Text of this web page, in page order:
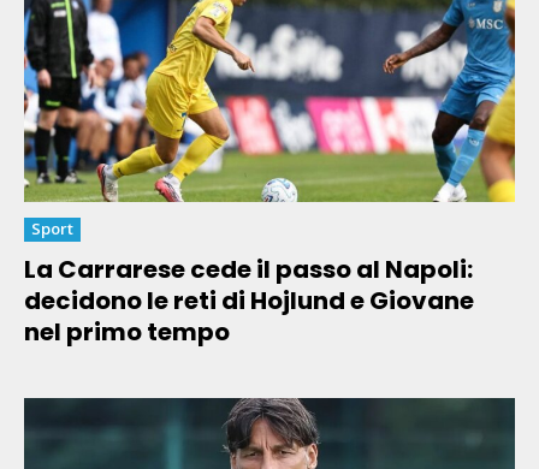
Sport
La Carrarese cede il passo al Napoli:
decidono le reti di Hojlund e Giovane
nel primo tempo